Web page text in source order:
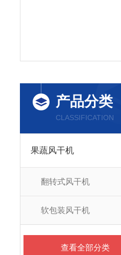
产品分类
CLASSIFICATION
果蔬风干机
翻转式风干机
软包装风干机
查看全部分类